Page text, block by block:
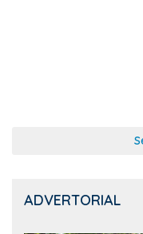
ADVERTORIAL